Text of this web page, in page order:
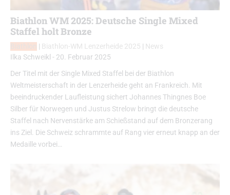
Biathlon WM 2025: Deutsche Single Mixed
Staffel holt Bronze
| Biathlon-WM Lenzerheide 2025 | News
Ilka Schweikl - 20. Februar 2025
Der Titel mit der Single Mixed Staffel bei der Biathlon
Weltmeisterschaft in der Lenzerheide geht an Frankreich. Mit
beeindruckender Laufleistung sichert Johannes Thingnes Boe
Silber für Norwegen und Justus Strelow bringt die deutsche
Staffel nach Nervenstärke am Schießstand auf dem Bronzerang
ins Ziel. Die Schweiz schrammte auf Rang vier erneut knapp an der
Medaille vorbei…